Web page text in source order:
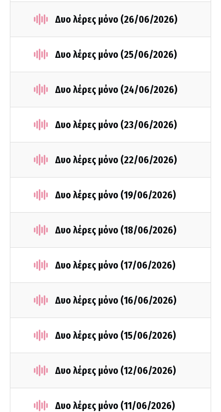
Δυο λέρες μόνο (26/06/2026)
Δυο λέρες μόνο (25/06/2026)
Δυο λέρες μόνο (24/06/2026)
Δυο λέρες μόνο (23/06/2026)
Δυο λέρες μόνο (22/06/2026)
Δυο λέρες μόνο (19/06/2026)
Δυο λέρες μόνο (18/06/2026)
Δυο λέρες μόνο (17/06/2026)
Δυο λέρες μόνο (16/06/2026)
Δυο λέρες μόνο (15/06/2026)
Δυο λέρες μόνο (12/06/2026)
Δυο λέρες μόνο (11/06/2026)